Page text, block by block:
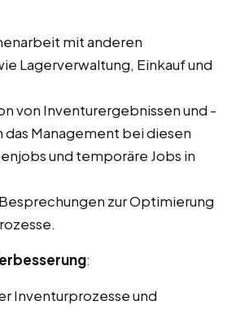
mit anderen
Lagerverwaltung, Einkauf und
von Inventurergebnissen und -
Management bei diesen
und temporäre Jobs in
zur Optimierung
:
Inventurprozesse und